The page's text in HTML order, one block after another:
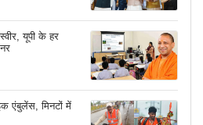
यूपी के हर
एंबुलेंस, मिनटों में